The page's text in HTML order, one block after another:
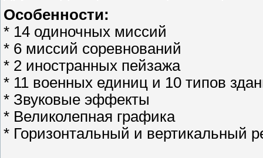
Особенности:
* 14 одиночных миссий
* 6 миссий соревнований
* 2 иностранных пейзажа
* 11 военных единиц и 10 типов
* Звуковые эффекты
* Великолепная графика
* Горизонтальный и вертикальный